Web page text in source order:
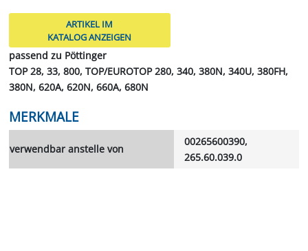
ARTIKEL IM
KATALOG ANZEIGEN
passend zu Pöttinger
TOP 28, 33, 800, TOP/EUROTOP 280, 340, 380N, 340U, 380FH,
380N, 620A, 620N, 660A, 680N
MERKMALE
verwendbar anstelle von
00265600390,
265.60.039.0